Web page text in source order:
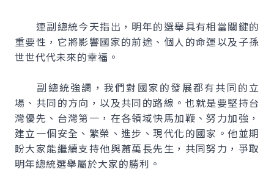
連副總統今天指出，明年的選舉具有相當關鍵的
重要性，它將影響國家的前途、個人的命運以及子孫
世世代代未來的幸福。
副總統強調，我們對國家的發展都有共同的立
場、共同的方向，以及共同的路線。也就是要堅持台
灣優先、台灣第一，在各領域快馬加鞭、努力加強，
建立一個安全、繁榮、進步、現代化的國家。他並期
盼大家能繼續支持他與蕭萬長先生，共同努力，爭取
明年總統選舉屬於大家的勝利。